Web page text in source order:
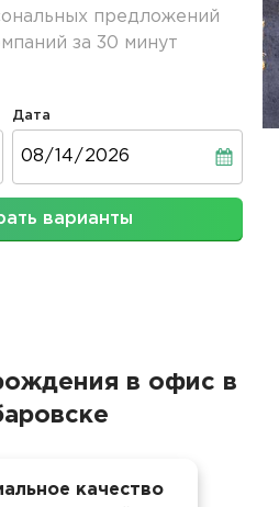
предложений
за 30 минут
Дата
варианты
в офис в
качество